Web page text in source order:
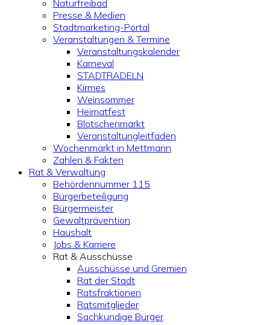
Naturfreibad
Presse & Medien
Stadtmarketing-Portal
Veranstaltungen & Termine
Veranstaltungskalender
Karneval
STADTRADELN
Kirmes
Weinsommer
Heimatfest
Blotschenmarkt
Veranstaltungleitfaden
Wochenmarkt in Mettmann
Zahlen & Fakten
Rat & Verwaltung
Behördennummer 115
Bürgerbeteiligung
Bürgermeister
Gewaltprävention
Haushalt
Jobs & Karriere
Rat & Ausschüsse
Ausschüsse und Gremien
Rat der Stadt
Ratsfraktionen
Ratsmitglieder
Sachkundige Bürger